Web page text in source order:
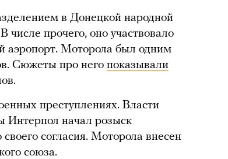
в Донецкой народной
числе прочего, оно участвовало
аэропорт. Моторола был одним
Сюжеты про него показывали
преступлениях. Власти
Интерпол начал розыск
согласия. Моторола внесен
союза.